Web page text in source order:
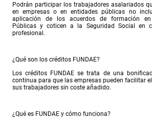
Podrán participar los trabajadores asalariados
en empresas o en entidades públicas no
aplicación de los acuerdos de formación
Públicas y coticen a la Seguridad Social en
profesional.
¿Qué son los créditos FUNDAE?
Los créditos FUNDAE se trata de una
continua para que las empresas pueden facilitar
sus trabajadores sin coste añadido.
¿Qué es FUNDAE y cómo funciona?